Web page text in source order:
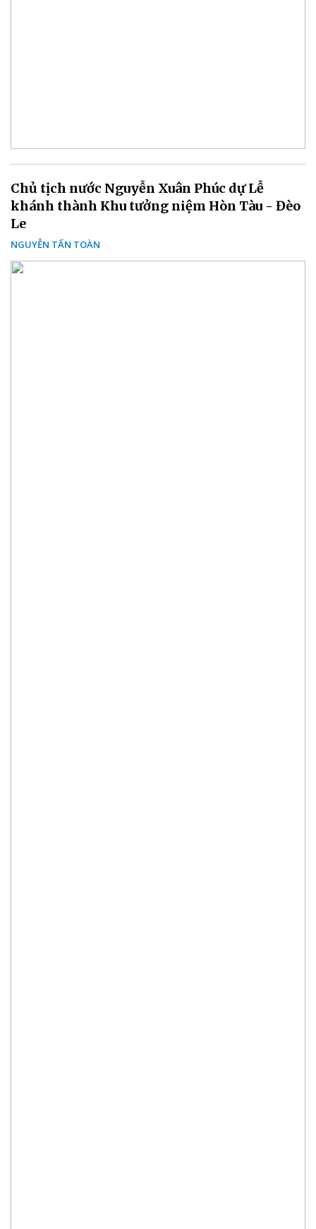
Chủ tịch nước Nguyễn Xuân Phúc dự Lễ
khánh thành Khu tưởng niệm Hòn Tàu - Đèo
Le
NGUYỄN TẤN TOÀN